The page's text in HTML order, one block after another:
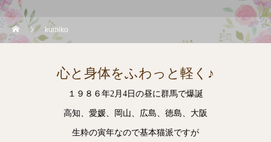
kumiko
心と身体をふわっと軽く♪
１９８６年2月4日の昼に群馬で爆誕
高知、愛媛、岡山、広島、徳島、大阪
生粋の寅年なので基本猫派ですが